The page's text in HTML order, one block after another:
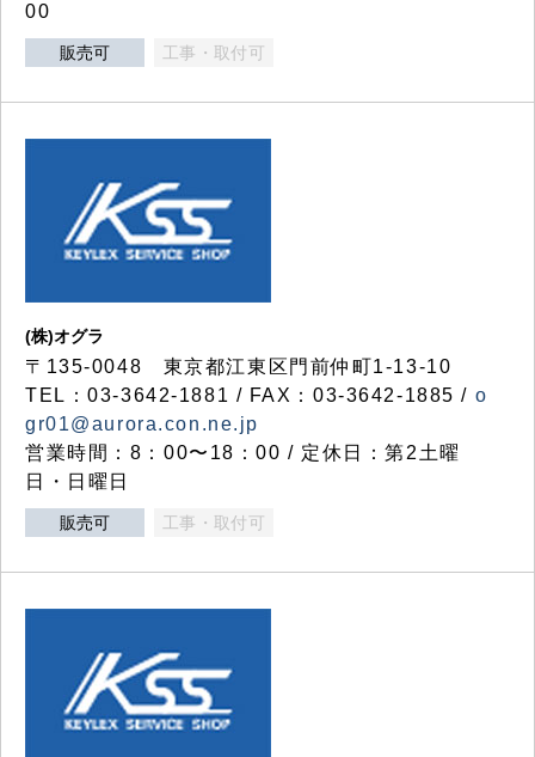
00
販売可 工事・取付可
(株)オグラ
〒135-0048 東京都江東区門前仲町1-13-10
TEL：03-3642-1881 / FAX：03-3642-1885 / o
gr01@aurora.con.ne.jp
営業時間：8：00〜18：00 / 定休日：第2土曜
日・日曜日
販売可 工事・取付可